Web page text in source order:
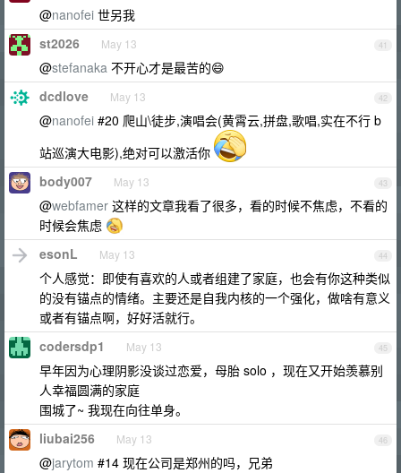
@nanofei 世另我
41
st2026 May 13
@stefanaka 不开心才是最苦的😄
42
dcdlove May 13
@nanofei #20 爬山\徒步,演唱会(黄霄云,拼盘,歌唱,实在不行 b
站巡演大电影),绝对可以激活你
43
body007 May 13
@webfamer 这样的文章我看了很多，看的时候不焦虑，不看的
时候会焦虑
44
esonL May 13
个人感觉：即使有喜欢的人或者组建了家庭，也会有你这种类似
的没有锚点的情绪。主要还是自我内核的一个强化，做啥有意义
或者有锚点啊，好好活就行。
45
codersdp1 May 13
早年因为心理阴影没谈过恋爱，母胎 solo ，现在又开始羡慕别
人幸福圆满的家庭
围城了~ 我现在向往单身。
46
liubai256 May 13
@jarytom #14 现在公司是郑州的吗，兄弟